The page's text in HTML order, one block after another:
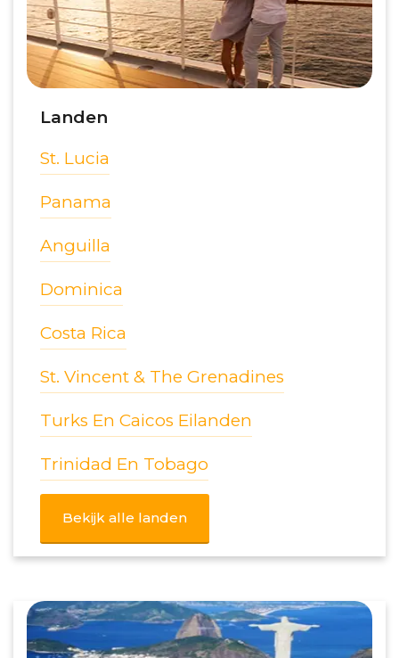
Landen
St. Lucia
Panama
Anguilla
Dominica
Costa Rica
St. Vincent & The Grenadines
Turks En Caicos Eilanden
Trinidad En Tobago
Bekijk alle landen